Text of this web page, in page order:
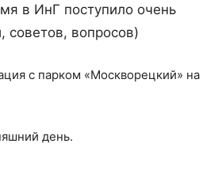
в ИнГ поступило очень
советов, вопросов)
с парком «Москворецкий» на
день.